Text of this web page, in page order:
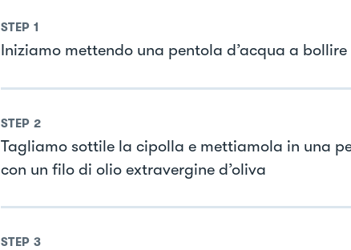
STEP 1
Iniziamo mettendo una pentola d’acqua a
STEP 2
Tagliamo sottile la cipolla e mettiamola in una
con un filo di olio extravergine d’oliva
STEP 3